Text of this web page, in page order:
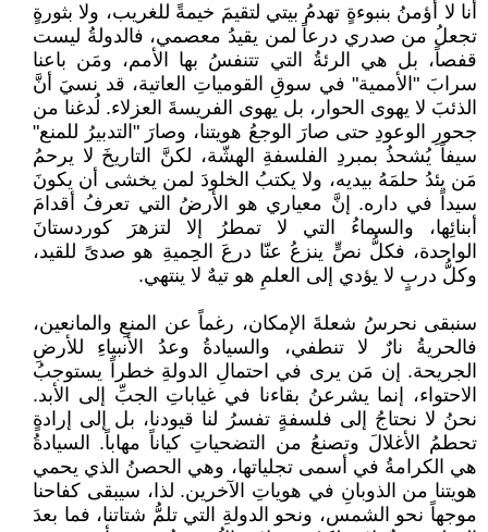
أنا لا أؤمنُ بنبوءةٍ تهدمُ بيتي لتقيمَ خيمةً للغريب، ولا بثورةٍ
تجعلُ من صدري درعاً لمن يقيدُ معصمي، فالدولةُ ليست
قفصاً، بل هي الرئةُ التي تتنفسُ بها الأمم، ومَن باعنا
سرابَ "الأممية" في سوقِ القومياتِ العاتية، قد نسيَ أنَّ
الذئبَ لا يهوى الحوار، بل يهوى الفريسةَ العزلاء. لُدغنا من
جحورِ الوعودِ حتى صارَ الوجعُ هويتنا، وصارَ "التدبيرُ للمنع"
سيفاً يُشحذُ بمبردِ الفلسفةِ الهشّة، لكنَّ التاريخَ لا يرحمُ
مَن يئدُ حلمَهُ بيديه، ولا يكتبُ الخلودَ لمن يخشى أن يكونَ
سيداً في داره. إنَّ معياري هو الأرضُ التي تعرفُ أقدامَ
أبنائِها، والسماءُ التي لا تمطرُ إلا لتزهرَ كوردستانَ
الواحدة، فكلُّ نصٍّ ينزعُ عنّا درعَ الحِميةِ هو صدىً للقيد،
وكلُّ دربٍ لا يؤدي إلى العلمِ هو تيهٌ لا ينتهي.
سنبقى نحرسُ شعلةَ الإمكان، رغماً عن المنعِ والمانعين،
فالحريةُ نارٌ لا تنطفي، والسيادةُ وعدُ الأنبياءِ للأرضِ
الجريحة. إن مَن يرى في احتمالِ الدولةِ خطراً يستوجبُ
الاحتواء، إنما يشرعنُ بقاءنا في غياباتِ الجبِّ إلى الأبد.
نحنُ لا نحتاجُ إلى فلسفةٍ تفسرُ لنا قيودنا، بل إلى إرادةٍ
تحطمُ الأغلالَ وتصنعُ من التضحياتِ كياناً مهاباً. السيادةُ
هي الكرامةُ في أسمى تجلياتها، وهي الحصنُ الذي يحمي
هويتنا من الذوبانِ في هوياتِ الآخرين. لذا، سيبقى كفاحنا
موجهاً نحو الشمس، ونحو الدولةِ التي تلمُّ شتاتنا، فما بعدَ